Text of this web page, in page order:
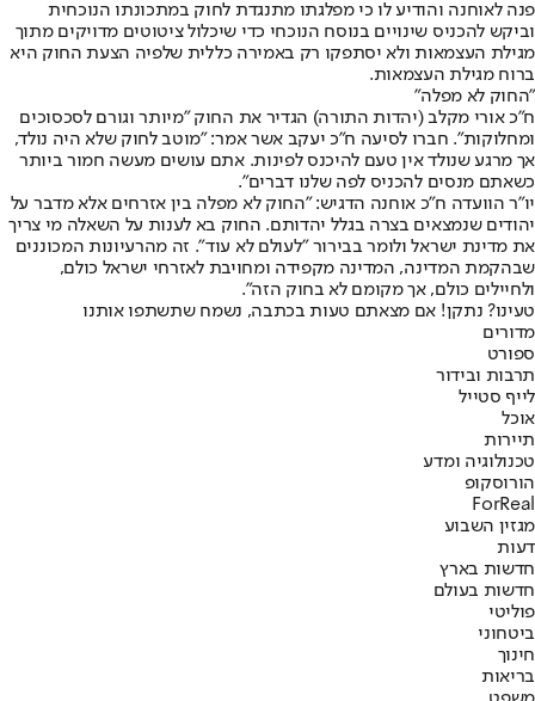
פנה לאוחנה והודיע לו כי מפלגתו מתנגדת לחוק במתכונתו הנוכחית
וביקש להכניס שינויים בנוסח הנוכחי כדי שיכלול ציטוטים מדויקים מתוך
מגילת העצמאות ולא יסתפקו רק באמירה כללית שלפיה הצעת החוק היא
ברוח מגילת העצמאות.
"החוק לא מפלה"
ח"כ אורי מקלב (יהדות התורה) הגדיר את החוק "מיותר וגורם לסכסוכים
ומחלוקות". חברו לסיעה ח"כ יעקב אשר אמר: "מוטב לחוק שלא היה נולד,
אך מרגע שנולד אין טעם להיכנס לפינות. אתם עושים מעשה חמור ביותר
כשאתם מנסים להכניס לפה שלנו דברים".
יו"ר הוועדה ח"כ אוחנה הדגיש: "החוק לא מפלה בין אזרחים אלא מדבר על
יהודים שנמצאים בצרה בגלל יהדותם. החוק בא לענות על השאלה מי צריך
את מדינת ישראל ולומר בבירור "לעולם לא עוד". זה מהרעיונות המכוננים
שבהקמת המדינה, המדינה מקפידה ומחויבת לאזרחי ישראל כולם,
ולחיילים כולם, אך מקומם לא בחוק הזה".
טעינו? נתקן! אם מצאתם טעות בכתבה, נשמח שתשתפו אותנו
מדורים
ספורט
תרבות ובידור
לייף סטייל
אוכל
תיירות
טכנולוגיה ומדע
הורוסקופ
ForReal
מגזין השבוע
דעות
חדשות בארץ
חדשות בעולם
פוליטי
ביטחוני
חינוך
בריאות